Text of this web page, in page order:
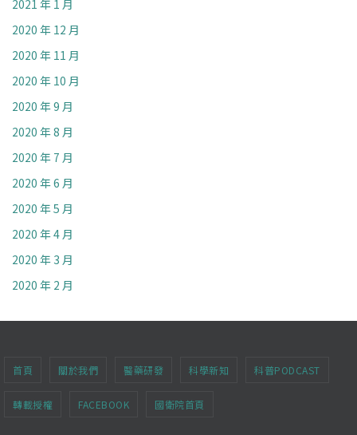
2021 年 1 月
2020 年 12 月
2020 年 11 月
2020 年 10 月
2020 年 9 月
2020 年 8 月
2020 年 7 月
2020 年 6 月
2020 年 5 月
2020 年 4 月
2020 年 3 月
2020 年 2 月
首頁 關於我們 醫藥研發 科學新知 科普PODCAST
轉載授權 FACEBOOK 國衛院首頁